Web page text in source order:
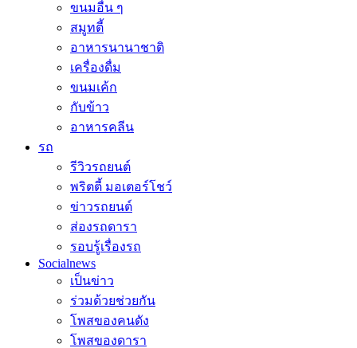
ขนมอื่น ๆ
สมูทตี้
อาหารนานาชาติ
เครื่องดื่ม
ขนมเค้ก
กับข้าว
อาหารคลีน
รถ
รีวิวรถยนต์
พริตตี้ มอเตอร์โชว์
ข่าวรถยนต์
ส่องรถดารา
รอบรู้เรื่องรถ
Socialnews
เป็นข่าว
ร่วมด้วยช่วยกัน
โพสของคนดัง
โพสของดารา